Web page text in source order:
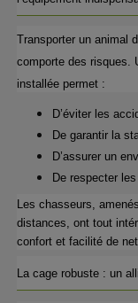
Transporter un animal
comporte des risques.
installée permet :
D’éviter les
De garantir la
D’assurer un
De respecter
Les chasseurs,
distances, ont tout
confort et facilité de
La cage robuste : un